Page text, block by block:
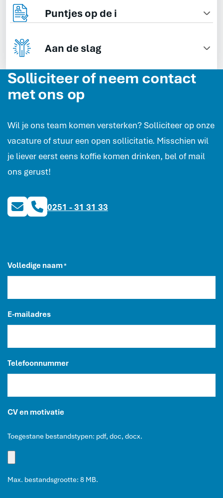
Puntjes op de i
Aan de slag
Solliciteer of neem contact
met ons op
Wil je ons team komen versterken? Solliciteer op onze
vacature of stuur een open sollicitatie. Misschien wil
je liever eerst eens koffie komen drinken, bel of mail
ons gerust!
0251 - 31 31 33
Volledige naam*
E-mailadres
Telefoonnummer
CV en motivatie
Toegestane bestandstypen: pdf, doc, docx.
Max. bestandsgrootte: 8 MB.